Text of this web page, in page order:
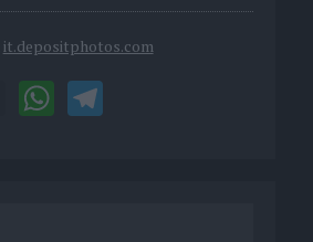
it.depositphotos.com